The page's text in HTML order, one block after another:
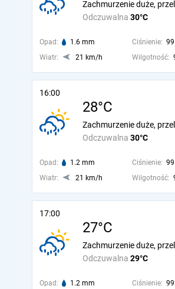
Odczuwalna 30°C
Zachmurzenie duże,
Opad: 1.6 mm Ciśnienie:
Wiatr:
21 km/h Wilgotność:
16:00
28°C
Odczuwalna 30°C
Zachmurzenie duże,
Opad: 1.2 mm Ciśnienie:
Wiatr:
21 km/h Wilgotność:
17:00
27°C
Odczuwalna 29°C
Zachmurzenie duże,
Opad: 1.2 mm Ciśnienie: